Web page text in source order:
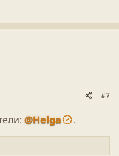
#7
@Helga .